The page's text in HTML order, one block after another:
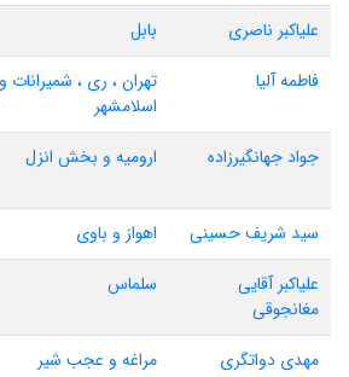
علیاکبر ناصری
بابل
فاطمه آلیا
تهران ، ری ، شمیرانات و
اسلامشهر
جواد جهانگیرزاده ارومیه و بخش انزل
سید شریف حسینی
اهواز و باوی
علیاکبر آقایی
مغانجوقی
سلماس
مهدی دواتگری
مراغه و عجب شیر